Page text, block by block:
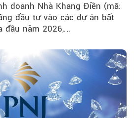
doanh Nhà Khang Điền (mã:
đầu tư vào các dự án bất
đầu năm 2026,...